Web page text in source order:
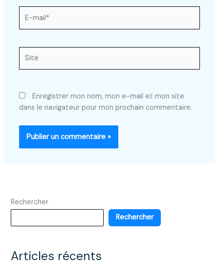
mail*
Enregistrer mon nom, mon e-mail et mon site
dans le navigateur pour mon prochain commentaire.
Rechercher
Rechercher
Articles récents